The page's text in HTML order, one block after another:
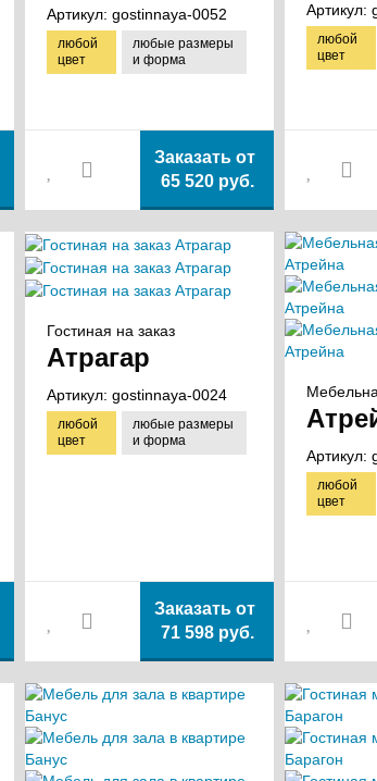
Артикул:gostinnaya-0052
любой
цвет
любые размеры
и форма
Заказать от
65 520 руб.
Артикул:
любой
цвет
Гостиная на заказ
Атрагар
Артикул:gostinnaya-0024
любой
цвет
любые размеры
и форма
Заказать от
71 598 руб.
Артикул:
любой
цвет